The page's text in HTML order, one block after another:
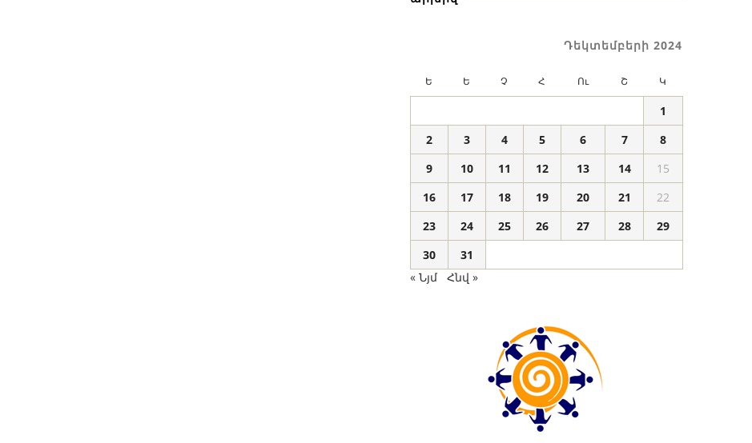
Դեկտեմբերի 2024
Ե Ե Չ Հ Ու Շ Կ
1
2
3 4 5 6 7
8
9
10 11 12 13 14
15
16
17 18 19 20 21
22
23
24 25 26 27 28
29
30
31
« Նյմ
Հնվ »